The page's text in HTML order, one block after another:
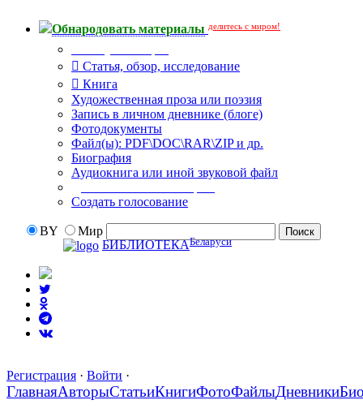
Обнародовать материалы делитесь с миром!
Статья, обзор, исследование
Книга
Художественная проза или поэзия
Запись в личном дневнике (блоге)
Фотодокументы
Файл(ы): PDF\DOC\RAR\ZIP и др.
Биография
Аудиокнига или иной звуковой файл
Создать голосование
BY
Мир
БИБЛИОТЕКАБеларуси
Регистрация · Войти ·
ГлавнаяАвторыСтатьиКнигиФотоФайлыДневники